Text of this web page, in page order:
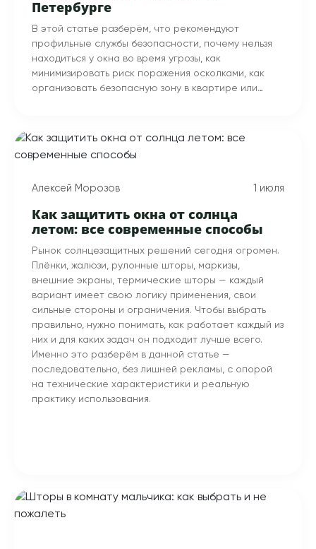
Петербурге
В этой статье разберём, что рекомендуют
профильные службы безопасности, почему нельзя
находиться у окна во время угрозы, как
минимизировать риск поражения осколками, как
организовать безопасную зону в квартире или
Алексей Морозов 1 июля
Как защитить окна от солнца
летом: все современные способы
Рынок солнцезащитных решений сегодня огромен.
Плёнки, жалюзи, рулонные шторы, маркизы,
внешние экраны, термические шторы — каждый
вариант имеет свою логику применения, свои
сильные стороны и ограничения. Чтобы выбрать
правильно, нужно понимать, как работает каждый из
них и для каких задач он подходит лучше всего.
Именно это разберём в данной статье —
последовательно, без лишней рекламы, с опорой
на технические характеристики и реальную
практику использования.